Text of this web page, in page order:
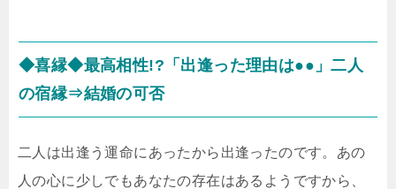
◆喜縁◆最高相性!?「出逢った理由は●●」二人
の宿縁⇒結婚の可否
二人は出逢う運命にあったから出逢ったのです。あの
人の心に少しでもあなたの存在はあるようですから、